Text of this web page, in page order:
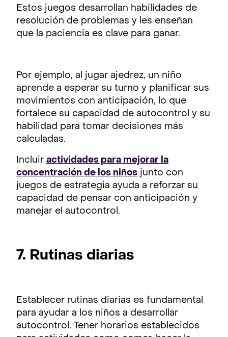
Estos juegos desarrollan habilidades de
resolución de problemas y les enseñan
que la paciencia es clave para ganar.
Por ejemplo, al jugar ajedrez, un niño
aprende a esperar su turno y planificar sus
movimientos con anticipación, lo que
fortalece su capacidad de autocontrol y su
habilidad para tomar decisiones más
calculadas.
Incluir actividades para mejorar la
concentración de los niños junto con
juegos de estrategia ayuda a reforzar su
capacidad de pensar con anticipación y
manejar el autocontrol.
7. Rutinas diarias
Establecer rutinas diarias es fundamental
para ayudar a los niños a desarrollar
autocontrol. Tener horarios establecidos